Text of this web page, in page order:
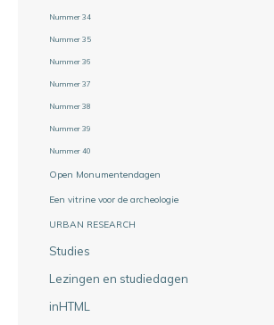
Nummer 34
Nummer 35
Nummer 36
Nummer 37
Nummer 38
Nummer 39
Nummer 40
Open Monumentendagen
Een vitrine voor de archeologie
URBAN RESEARCH
Studies
Lezingen en studiedagen
inHTML